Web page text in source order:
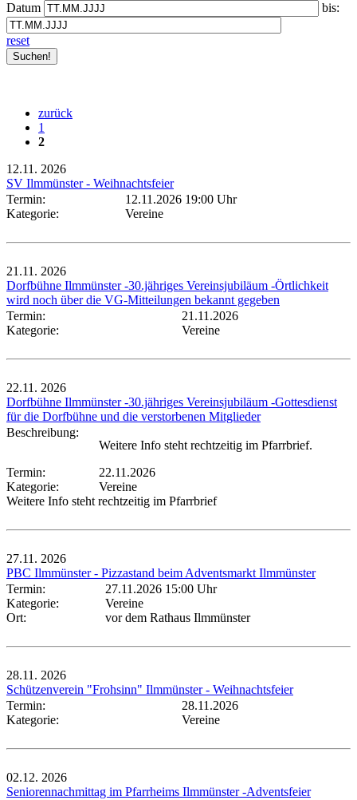
Datum bis:
reset
zurück
1
2
12.11. 2026
SV Ilmmünster - Weihnachtsfeier
Termin:
12.11.2026 19:00 Uhr
Kategorie:
Vereine
21.11. 2026
Dorfbühne Ilmmünster -30.jähriges Vereinsjubiläum -Örtlichkeit
wird noch über die VG-Mitteilungen bekannt gegeben
Termin:
21.11.2026
Kategorie:
Vereine
22.11. 2026
Dorfbühne Ilmmünster -30.jähriges Vereinsjubiläum -Gottesdienst
für die Dorfbühne und die verstorbenen Mitglieder
Beschreibung:
Weitere Info steht rechtzeitig im Pfarrbrief.
Termin:
22.11.2026
Kategorie:
Vereine
Weitere Info steht rechtzeitig im Pfarrbrief
27.11. 2026
PBC Ilmmünster - Pizzastand beim Adventsmarkt Ilmmünster
Termin:
27.11.2026 15:00 Uhr
Kategorie:
Vereine
Ort:
vor dem Rathaus Ilmmünster
28.11. 2026
Schützenverein "Frohsinn" Ilmmünster - Weihnachtsfeier
Termin:
28.11.2026
Kategorie:
Vereine
02.12. 2026
Seniorennachmittag im Pfarrheims Ilmmünster -Adventsfeier